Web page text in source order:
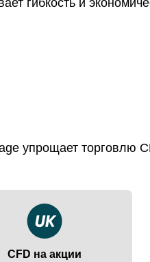
упрощает торговлю
CFD на акции